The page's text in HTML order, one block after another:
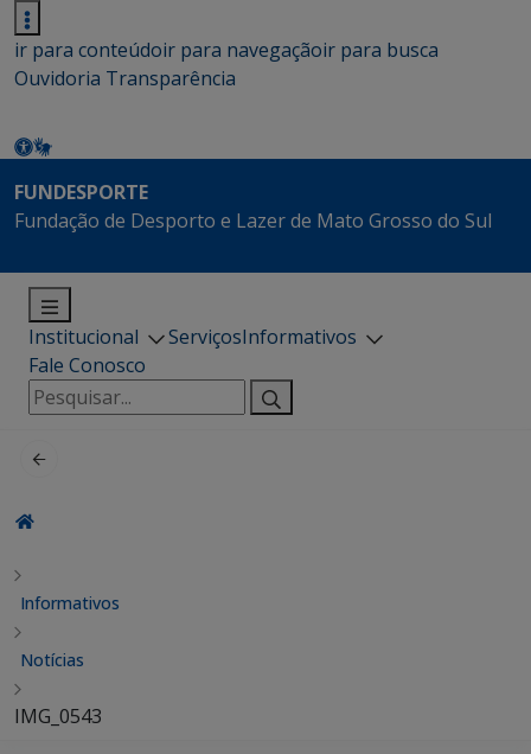
ir para conteúdoir para navegaçãoir para busca
Ouvidoria Transparência
FUNDESPORTE
Fundação de Desporto e Lazer de Mato Grosso do Sul
Institucional ServiçosInformativos
Fale Conosco
Pesquisar
por:
Informativos
Notícias
IMG_0543